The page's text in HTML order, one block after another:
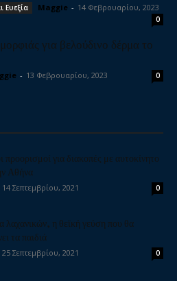
Ευεξία Maggie - 14 Φεβρουαρίου, 2023
0
για βελούδινο δέρμα το
- 13 Φεβρουαρίου, 2023 0
προορισμοί για διακοπές με αυτοκίνητο
Αθήνα
14 Σεπτεμβρίου, 2021 0
λαχανικών, η θεϊκή γεύση που θα
τα παιδιά
25 Σεπτεμβρίου, 2021 0